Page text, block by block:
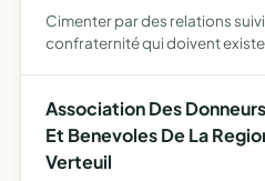
Cimenter par des relations
confraternité qui doivent
ville …
Association Des
Et Benevoles De La
Verteuil